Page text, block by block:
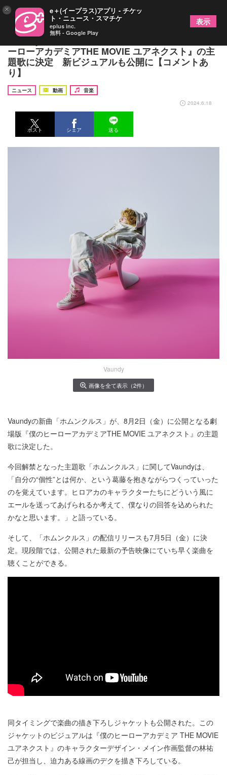
Vaundy、新曲「ホムンクルス」が劇場版『僕のヒ
ーローアカデミアTHE MOVIE ユアネクスト』の主
題歌に決定 新ビジュアルも公開に【コメントあ
り】
ニュース 動画
音楽
2024.6.18
ポスト シェア 送る
Vaundy
画像を全て表示（2件）
Vaundyの新曲「ホムンクルス」が、8月2日（金）に公開となる劇
場版『僕のヒーローアカデミアTHE MOVIE ユアネクスト』の主題
歌に決定した。
今回解禁となった主題歌「ホムンクルス」に関してVaundyは、
「自分の“個性”とは何か、という葛藤を抱きながらつくっていった
のを覚えています。ヒロアカのキャラクターたちにどういう風に
エールを送ってあげられるか考えて、僕なりの回答を込められた
かなと思います。」と語っている。
そして、「ホムンクルス」の配信リリースも7月5日（金）に決
定。現段階では、公開された最新の予告映像にていち早く楽曲を
聴くことができる。
同タイミングで楽曲の描き下ろしジャケットも公開された。この
ジャケットのビジュアルは『僕のヒーローアカデミア THE MOVIE
ユアネクスト』のキャラクターデザイン・メイン作画監督の林祐
己が担当し、迫力ある線画のデクを描き下ろしている。
× e＋(イープラス)アプリ - チケッ
ト・ニュース・スマチケ
eplus inc.
無料 - Google Play
表示